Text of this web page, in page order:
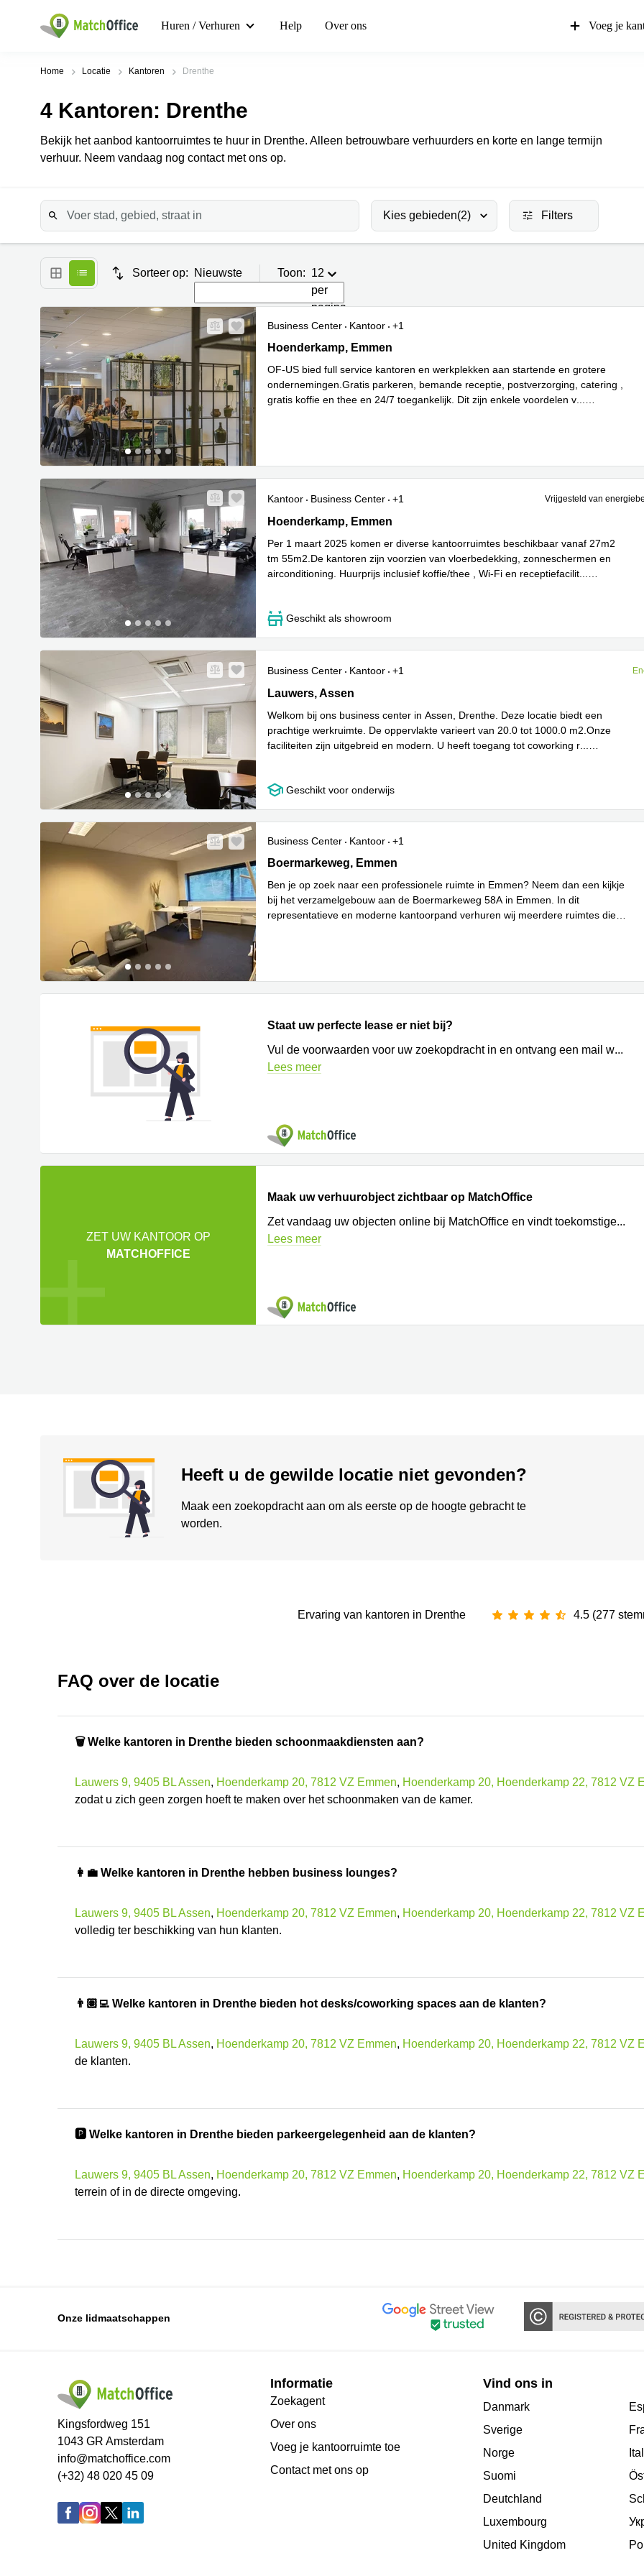
Huren / Verhuren Help Over ons Voeg je
Home Locatie Kantoren Drenthe
4 Kantoren: Drenthe
Bekijk het aanbod kantoorruimtes te huur in Drenthe. Alleen betrouwbare verhuurders en korte en lange termijn
verhuur. Neem vandaag nog contact met ons op.
Kies gebieden(2) Filters
Sorteer op: Nieuwste Toon: 12
per
pagina
Business Center Kantoor
+1
Hoenderkamp 20, Emmen
Hoenderkamp, Emmen
OF-US bied full service kantoren en werkplekken aan startende en grotere
ondernemingen.Gratis parkeren, bemande receptie, postverzorging, catering ,
gratis koffie en thee en 24/7 toegankelijk. Dit zijn enkele voordelen v
Kantoor Business Center +1 Vrijgesteld van
Hoenderkamp 20, Emmen
Hoenderkamp, Emmen
Geschikt als showroom
Per 1 maart 2025 komen er diverse kantoorruimtes beschikbaar vanaf 27m2
tm 55m2.De kantoren zijn voorzien van vloerbedekking, zonneschermen en
airconditioning. Huurprijs inclusief koffie/thee , Wi-Fi en receptiefacilit
Business Center Kantoor +1
Lauwers 9, Assen
Lauwers, Assen
Geschikt voor onderwijs
Welkom bij ons business center in Assen, Drenthe. Deze locatie biedt een
prachtige werkruimte. De oppervlakte varieert van 20.0 tot 1000.0 m2.Onze
faciliteiten zijn uitgebreid en modern. U heeft toegang tot coworking r
Business Center Kantoor
+1
Boemarkeweg 58A, Emmen
Boermarkeweg, Emmen
Ben je op zoek naar een professionele ruimte in Emmen? Neem dan een kijkje
bij het verzamelgebouw aan de Boermarkeweg 58A in Emmen. In dit
representatieve en moderne kantoorpand verhuren wij meerdere ruimtes die
Staat uw perfecte lease er niet bij?
Vul de voorwaarden voor uw zoekopdracht in en ontvang een mail w...
Lees meer
ZET UW KANTOOR OP
MATCHOFFICE
Maak uw verhuurobject zichtbaar op MatchOffice
Zet vandaag uw objecten online bij MatchOffice en vindt toekomstige...
Lees meer
Heeft u de gewilde locatie niet gevonden?
Maak een zoekopdracht aan om als eerste op de hoogte gebracht te
worden.
Ervaring van ‪kantoren‬ in Drenthe 4.5 (277
FAQ over de locatie
🗑 Welke kantoren in Drenthe bieden schoonmaakdiensten aan?
Lauwers 9, 9405 BL Assen, Hoenderkamp 20, 7812 VZ Emmen, Hoenderkamp 20, Hoenderkamp 22, 7812 VZ
zodat u zich geen zorgen hoeft te maken over het schoonmaken van de kamer.
👩‍💼 Welke kantoren in Drenthe hebben business lounges?
Lauwers 9, 9405 BL Assen, Hoenderkamp 20, 7812 VZ Emmen, Hoenderkamp 20, Hoenderkamp 22, 7812 VZ
volledig ter beschikking van hun klanten.
👨🏽‍💻 Welke kantoren in Drenthe bieden hot desks/coworking spaces aan de klanten?
Lauwers 9, 9405 BL Assen, Hoenderkamp 20, 7812 VZ Emmen, Hoenderkamp 20, Hoenderkamp 22, 7812 VZ
de klanten.
🅿️ Welke kantoren in Drenthe bieden parkeergelegenheid aan de klanten?
Lauwers 9, 9405 BL Assen, Hoenderkamp 20, 7812 VZ Emmen, Hoenderkamp 20, Hoenderkamp 22, 7812 VZ
terrein of in de directe omgeving.
Onze lidmaatschappen
Kingsfordweg 151
1043 GR Amsterdam
info@matchoffice.com
(+32) 48 020 45 09
Informatie
Zoekagent
Over ons
Voeg je kantoorruimte toe
Сontact met ons op
Vind ons in
Danmark
Sverige
Norge
Suomi
Deutchland
Luxembourg
United Kingdom